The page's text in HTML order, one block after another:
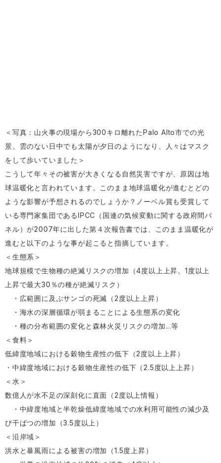
＜写真：山火事の現場から300キロ離れたPalo Alto市での光
景。雲のない日中でも太陽が夕日のようになり、人々はマスク
をして歩いていました＞
こうして年々その被害が大きくなる自然災害ですが、原因は地
球温暖化と言われています。このまま地球温暖化が進むとどの
ような影響が予想されるのでしょうか？ノーベル賞も受賞して
いる専門家集団であるIPCC（国連の気候変動に関する政府間パ
ネル）が2007年に出した第４次報告書では、このまま温暖化が
進むと以下のような事が起こると指摘しています。
＜生態系＞
地球規模で生物種の絶滅リスクの増加（4度以上上昇。1度以上
上昇で最大30％の種が絶滅リスク）
・広範囲に及ぶサンゴの死滅（2度以上上昇）
・海水の深層循環が弱まることによる生態系の変化
・種の分布範囲の変化と森林火災リスクの増加...等
＜食料＞
低緯度地域における穀物生産性の低下（2度以上上昇）
・中緯度地域における穀物生産性の低下（2.5度以上上昇）
＜水＞
数億人が水不足の深刻化に直面（2度以上情報）
・中緯度地域と半乾燥低緯度地域での水利用可能性の減少及
び干ばつの増加（3.5度以上）
＜沿岸域＞
洪水と暴風雨による被害の増加（1.5度上昇）